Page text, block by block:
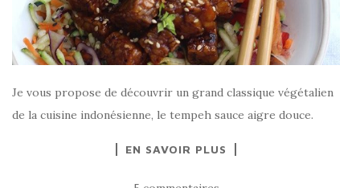
Je vous propose de découvrir un grand classique végétalien
de la cuisine indonésienne, le tempeh sauce aigre douce.
EN SAVOIR PLUS